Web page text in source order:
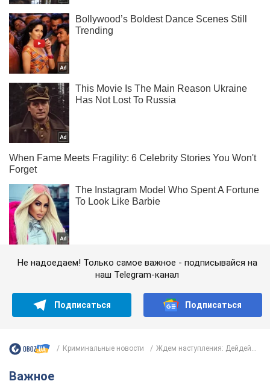
Не надоедаем! Только самое важное - подписывайся на
наш Telegram-канал
Подписаться Подписаться
Криминальные новости Ждем наступления: Дейдей...
Важное